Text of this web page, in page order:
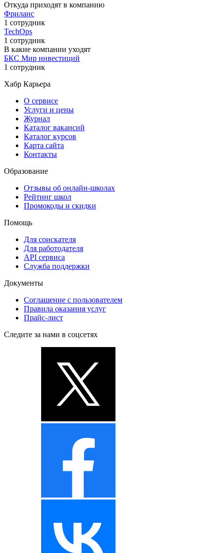
Откуда приходят в компанию
Фриланс
1 сотрудник
TechOps
1 сотрудник
В какие компании уходят
БКС Мир инвестиций
1 сотрудник
Хабр Карьера
О сервисе
Услуги и цены
Журнал
Каталог вакансий
Каталог курсов
Карта сайта
Контакты
Образование
Отзывы об онлайн-школах
Рейтинг школ
Промокоды и скидки
Помощь
Для соискателя
Для работодателя
API сервиса
Служба поддержки
Документы
Соглашение с пользователем
Правила оказания услуг
Прайс-лист
Следите за нами в соцсетях